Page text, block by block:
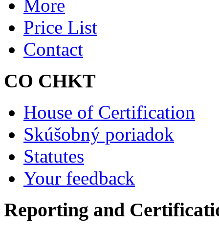
More
Price List
Contact
CO CHKT
House of Certification
Skúšobný poriadok
Statutes
Your feedback
Reporting and